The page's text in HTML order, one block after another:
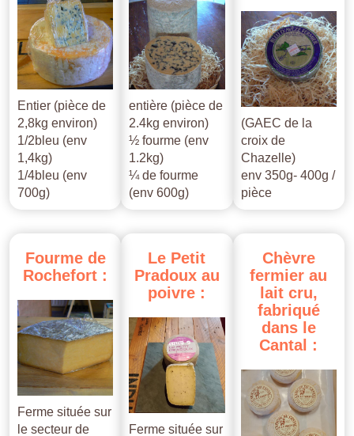
Entier (pièce de
2,8kg environ)
1/2bleu (env
1,4kg)
1/4bleu (env
700g)
entière (pièce de
2.4kg environ)
½ fourme (env
1.2kg)
¼ de fourme
(env 600g)
(GAEC de la
croix de
Chazelle)
env 350g- 400g /
pièce
Fourme de
Rochefort :
Ferme située sur
le secteur de
Le Petit
Pradoux au
poivre :
Ferme située sur
Chèvre
fermier au
lait cru,
fabriqué
dans le
Cantal :